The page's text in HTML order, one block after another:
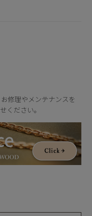
ケルで引き起こるアレル
ってきらめく情景をイメ
み出します。
表情が、いつもの装いに
した瞬間を特別にするシ
修理やメンテナンスを
ください。